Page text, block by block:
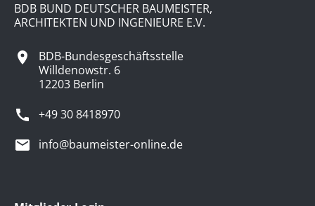
BDB BUND DEUTSCHER BAUMEISTER,
ARCHITEKTEN UND INGENIEURE E.V.
BDB-Bundesgeschäftsstelle
Willdenowstr. 6
12203 Berlin
+49 30 8418970
info@baumeister-online.de